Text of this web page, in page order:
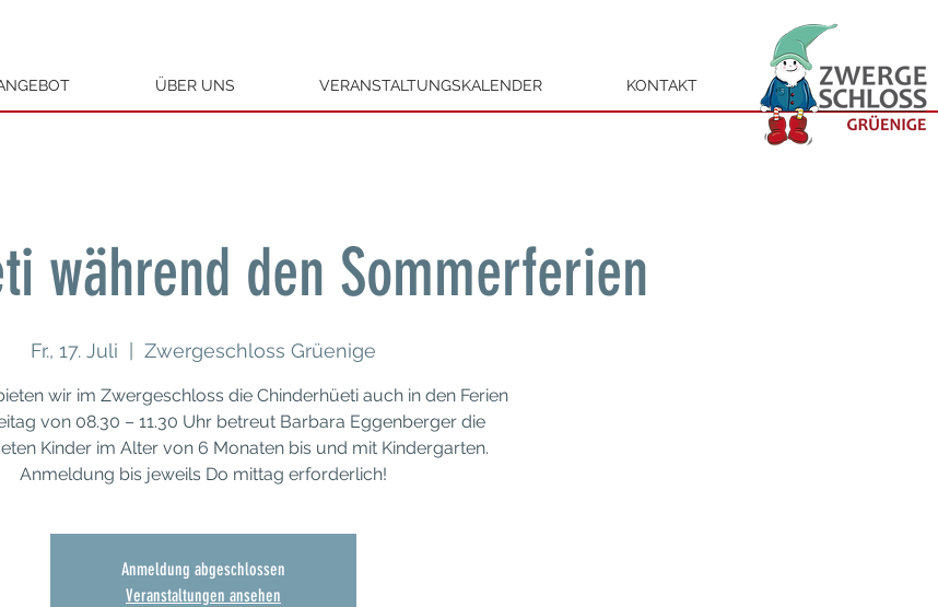
ÜBER UNS VERANSTALTUNGSKALENDER KONTAKT
während den Sommerferien
Fr., 17. Juli Zwergeschloss Grüenige
wir im Zwergeschloss die Chinderhüeti auch in den Ferien
von 08.30 – 11.30 Uhr betreut Barbara Eggenberger die
Kinder im Alter von 6 Monaten bis und mit Kindergarten.
Anmeldung bis jeweils Do mittag erforderlich!
Anmeldung abgeschlossen
Veranstaltungen ansehen